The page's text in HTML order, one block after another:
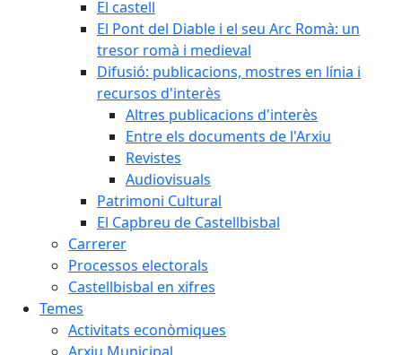
El castell
El Pont del Diable i el seu Arc Romà: un
tresor romà i medieval
Difusió: publicacions, mostres en línia i
recursos d'interès
Altres publicacions d'interès
Entre els documents de l'Arxiu
Revistes
Audiovisuals
Patrimoni Cultural
El Capbreu de Castellbisbal
Carrerer
Processos electorals
Castellbisbal en xifres
Temes
Activitats econòmiques